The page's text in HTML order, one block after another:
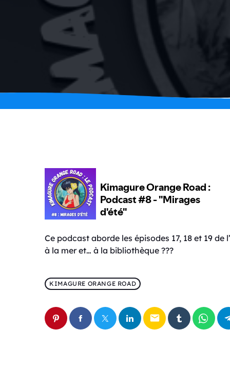
Ce podcast aborde les épisodes 17, 18 et 19
à la mer et… à la bibliothèque ???
KIMAGURE ORANGE ROAD
email